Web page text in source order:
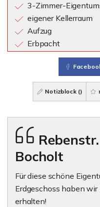
3-Zimmer-
eigener Kellerraum
Aufzug
Erbpacht
Notizblock ()
Bocholt
Für diese schöne
Erdgeschoss haben
erhalten!